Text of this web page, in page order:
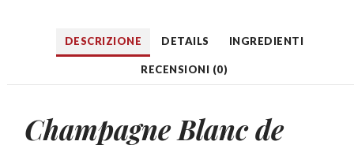
DESCRIZIONE DETAILS INGREDIENTI
RECENSIONI (0)
ChampagneBlanc de